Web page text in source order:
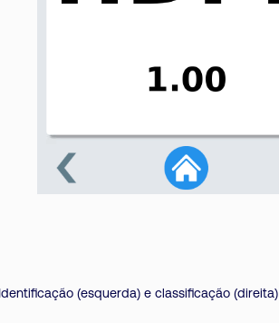
Identificação (esquerda) e classificação (direita)